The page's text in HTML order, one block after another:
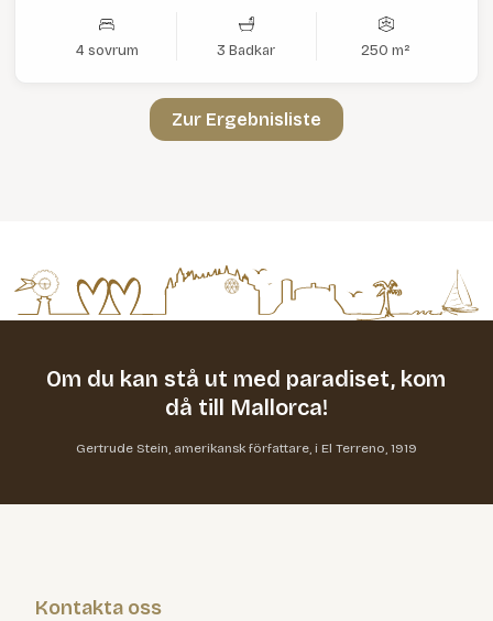
4 sovrum 3 Badkar 250 m²
Zur Ergebnisliste
Om du kan stå ut med paradiset, kom
då till Mallorca!
Gertrude Stein, amerikansk författare, i El Terreno, 1919
Kontakta oss